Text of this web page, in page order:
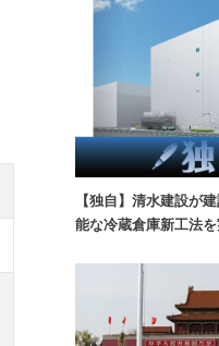
【独自】清水建設が
能な冷蔵倉庫新工法